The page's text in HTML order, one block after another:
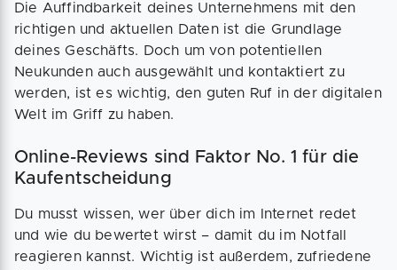
Die Auffindbarkeit deines Unternehmens mit den
richtigen und aktuellen Daten ist die Grundlage
deines Geschäfts. Doch um von potentiellen
Neukunden auch ausgewählt und kontaktiert zu
werden, ist es wichtig, den guten Ruf in der digitalen
Welt im Griff zu haben.
Online-Reviews sind Faktor No. 1 für die
Kaufentscheidung
Du musst wissen, wer über dich im Internet redet
und wie du bewertet wirst – damit du im Notfall
reagieren kannst. Wichtig ist außerdem, zufriedene